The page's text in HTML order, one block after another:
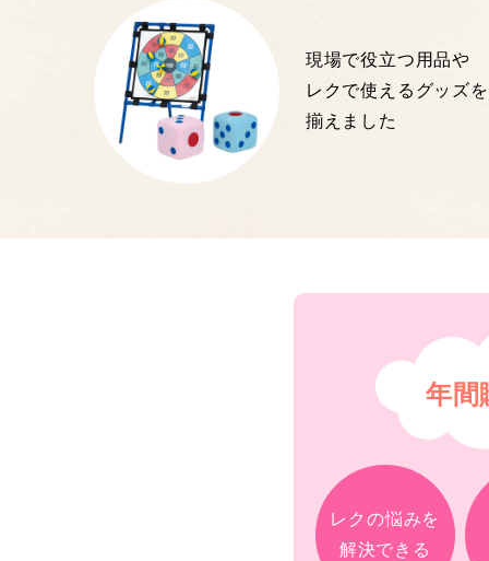
現場で役立つ用品や
レクで使えるグッズを
揃えました
年間
レクの悩みを
解決できる